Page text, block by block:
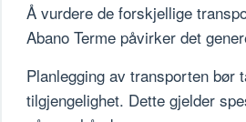
Å vurdere de forskjellige
Abano Terme påvirker det
Planlegging av transporten bør
tilgjengelighet. Dette gjelder